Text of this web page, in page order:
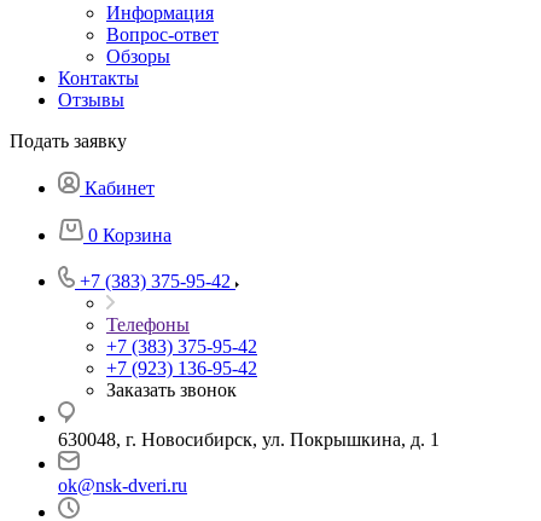
Информация
Вопрос-ответ
Обзоры
Контакты
Отзывы
Подать заявку
Кабинет
0 Корзина
+7 (383) 375-95-42
Телефоны
+7 (383) 375-95-42
+7 (923) 136-95-42
Заказать звонок
630048, г. Новосибирск, ул. Покрышкина, д. 1
ok@nsk-dveri.ru